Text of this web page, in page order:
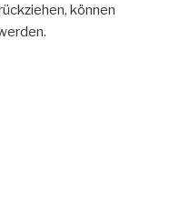
können